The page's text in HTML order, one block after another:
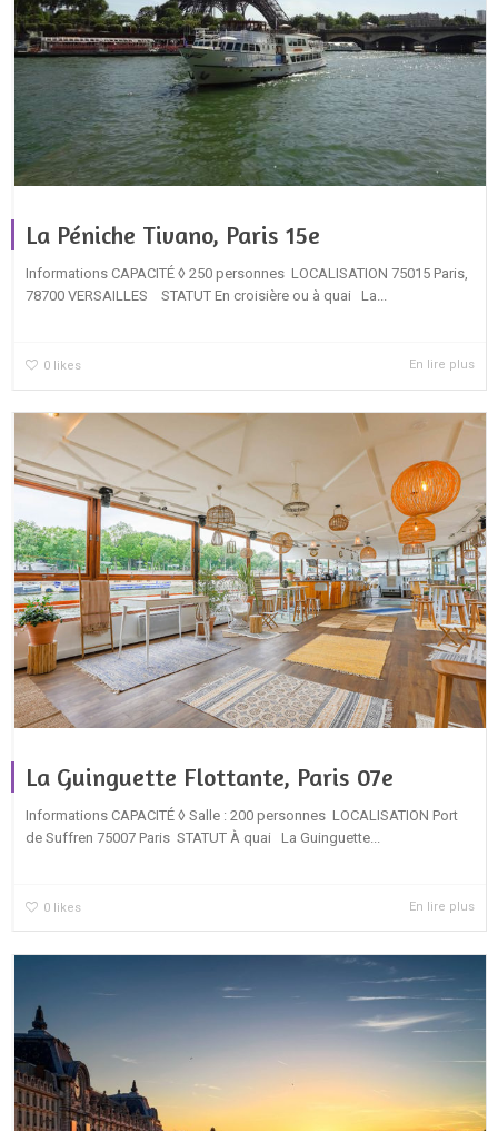
La Péniche Tivano, Paris 15e
Informations CAPACITÉ ◊ 250 personnes LOCALISATION 75015 Paris,
78700 VERSAILLES STATUT En croisière ou à quai La...
0 likes En lire plus
La Guinguette Flottante, Paris 07e
Informations CAPACITÉ ◊ Salle : 200 personnes LOCALISATION Port
de Suffren 75007 Paris STATUT À quai La Guinguette...
0 likes En lire plus